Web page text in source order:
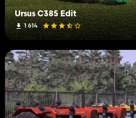
Ursus C385 Edit
1 614